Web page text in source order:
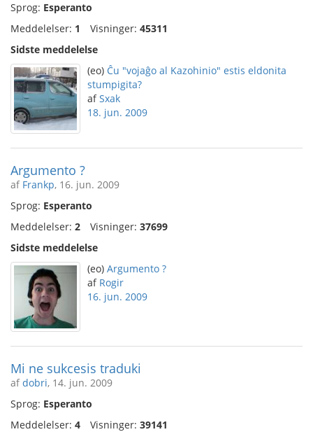
Sprog: Esperanto
Meddelelser: 1 Visninger: 45311
Sidste meddelelse
(eo) Ĉu "vojaĝo al Kazohinio" estis eldonita
stumpigita?
afSxak
18. jun. 2009
Argumento ?
af Frankp, 16. jun. 2009
Sprog: Esperanto
Meddelelser: 2 Visninger: 37699
Sidste meddelelse
(eo) Argumento ?
af Rogir
16. jun. 2009
Mi ne sukcesis traduki
afdobri, 14. jun. 2009
Sprog: Esperanto
Meddelelser: 4 Visninger: 39141